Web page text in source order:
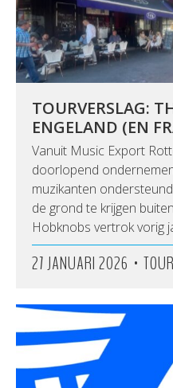
TOURVERSLAG:
ENGELAND (EN
Vanuit Music Export
doorlopend
muzikanten
de grond te krijgen
Hobknobs vertrok vorig
27 JANUARI 2026 •